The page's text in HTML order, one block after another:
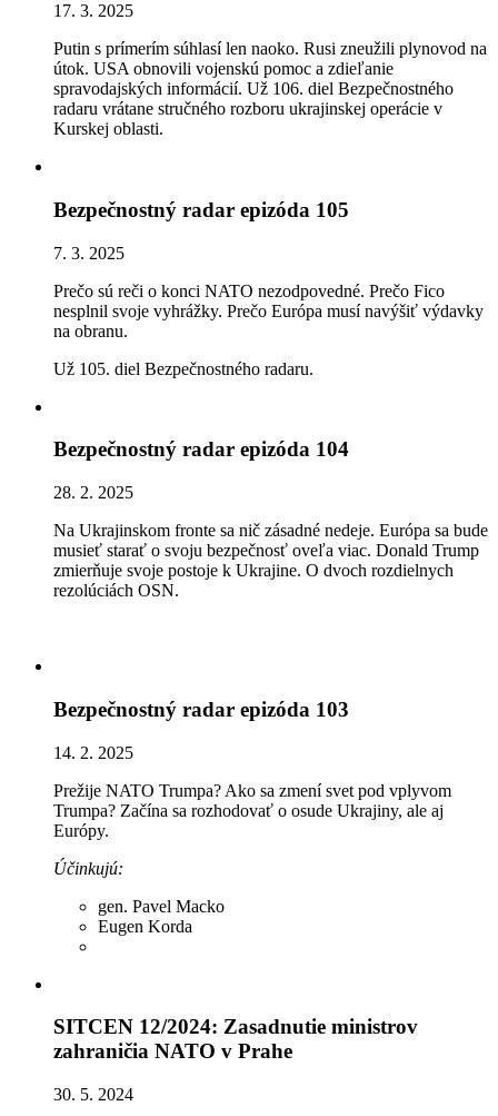
17. 3. 2025
Putin s prímerím súhlasí len naoko. Rusi zneužili plynovod na
útok. USA obnovili vojenskú pomoc a zdieľanie
spravodajských informácií. Už 106. diel Bezpečnostného
radaru vrátane stručného rozboru ukrajinskej operácie v
Kurskej oblasti.
Bezpečnostný radar epizóda 105
7. 3. 2025
Prečo sú reči o konci NATO nezodpovedné. Prečo Fico
nesplnil svoje vyhrážky. Prečo Európa musí navýšiť výdavky
na obranu.
Už 105. diel Bezpečnostného radaru.
Bezpečnostný radar epizóda 104
28. 2. 2025
Na Ukrajinskom fronte sa nič zásadné nedeje. Európa sa bude
musieť starať o svoju bezpečnosť oveľa viac. Donald Trump
zmierňuje svoje postoje k Ukrajine. O dvoch rozdielnych
rezolúciách OSN.
Bezpečnostný radar epizóda 103
14. 2. 2025
Prežije NATO Trumpa? Ako sa zmení svet pod vplyvom
Trumpa? Začína sa rozhodovať o osude Ukrajiny, ale aj
Európy.
Účinkujú:
gen. Pavel Macko
Eugen Korda
SITCEN 12/2024: Zasadnutie ministrov
zahraničia NATO v Prahe
30. 5. 2024